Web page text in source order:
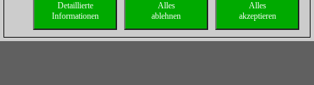
Alles
akzeptieren
Alles
ablehnen
Detaillierte
Informationen